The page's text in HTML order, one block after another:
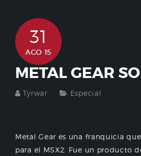
31
AGO 15
METAL GEAR
Tyrwar Especial
Metal Gear es una franquicia
para el MSX2. Fue un producto